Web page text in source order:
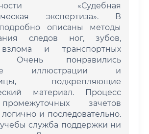
«Судебная
экспертиза». В
описаны методы
следов ног, зубов,
и транспортных
Очень понравились
иллюстрации и
подкрепляющие
материал. Процесс
зачетов
и последовательно.
служба поддержки ни